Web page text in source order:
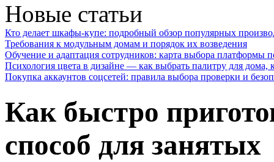
Новые статьи
Кто делает шкафы-купе: подробный обзор популярных
Требования к модульным домам и порядок их возведения
Обучение и адаптация сотрудников: карта выбора платформы
Психология цвета в дизайне — как выбрать палитру для дома,
Покупка аккаунтов соцсетей: правила выбора проверки и
Как быстро
способ для занятых